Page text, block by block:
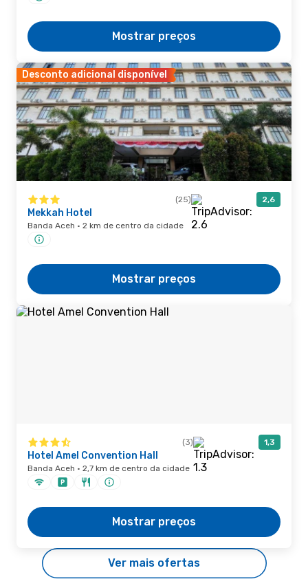
Mostrar preços
Desconto adicional disponível
(25) 2,6
Mekkah Hotel
Banda Aceh · 2 km de centro da cidade
Mostrar preços
(3) 1,3
Hotel Amel Convention Hall
Banda Aceh · 2,7 km de centro da cidade
Mostrar preços
Ver mais ofertas